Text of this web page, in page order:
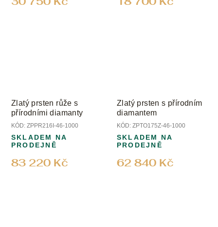
Zlatý prsten růže s
přírodními diamanty
KÓD: ZPPR216I-46-1000
83 220 Kč
SKLADEM NA
PRODEJNĚ
Zlatý prsten s přírodním
diamantem
KÓD: ZPTO175Z-46-1000
62 840 Kč
SKLADEM NA
PRODEJNĚ